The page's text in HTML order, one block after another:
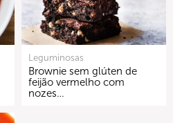
Leguminosas
Brownie sem glúten de
feijão vermelho com
nozes…